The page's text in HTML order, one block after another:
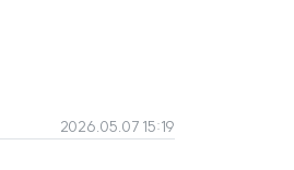
2026.05.07 15:19